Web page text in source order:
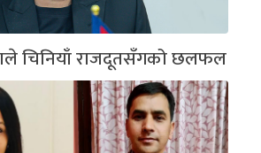
थाले चिनियाँ राजदूतसँगको छलफल